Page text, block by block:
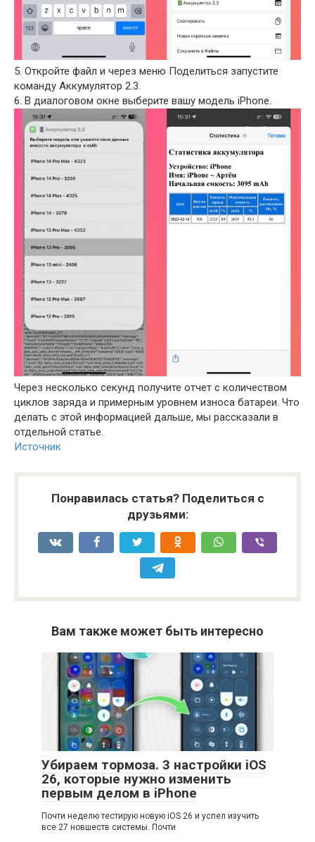
5. Откройте файл и через меню Поделиться запустите
команду Аккумулятор 2.3.
6. В диалоговом окне выберите вашу модель iPhone.
Через несколько секунд получите отчет с количеством
циклов заряда и примерным уровнем износа батареи. Что
делать с этой информацией дальше, мы рассказали в
отдельной статье.
Источник
Понравилась статья? Поделиться с
друзьями:
Вам также может быть интересно
Убираем тормоза. 3 настройки iOS
26, которые нужно изменить
первым делом в iPhone
Почти неделю тестирую новую iOS 26 и успел изучить
все 27 новшеств системы. Почти